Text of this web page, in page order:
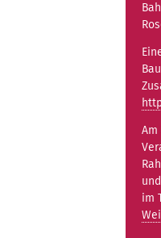
Am
im